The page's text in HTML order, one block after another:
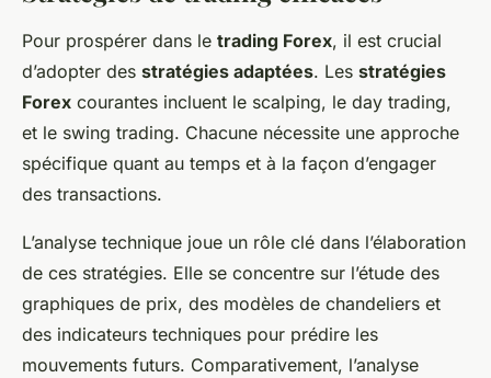
Pour prospérer dans le trading Forex, il est crucial
d’adopter des stratégies adaptées. Les stratégies
Forex courantes incluent le scalping, le day trading,
et le swing trading. Chacune nécessite une approche
spécifique quant au temps et à la façon d’engager
des transactions.
L’analyse technique joue un rôle clé dans l’élaboration
de ces stratégies. Elle se concentre sur l’étude des
graphiques de prix, des modèles de chandeliers et
des indicateurs techniques pour prédire les
mouvements futurs. Comparativement, l’analyse